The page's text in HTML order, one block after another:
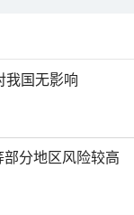
我国无影响
分地区风险较高